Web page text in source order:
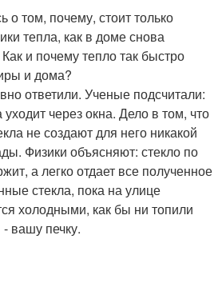
том, почему, стоит только
тепла, как в доме снова
и почему тепло так быстро
и дома?
ответили. Ученые подсчитали:
через окна. Дело в том, что
не создают для него никакой
Физики объясняют: стекло по
а легко отдает все полученное
стекла, пока на улице
холодными, как бы ни топили
вашу печку.